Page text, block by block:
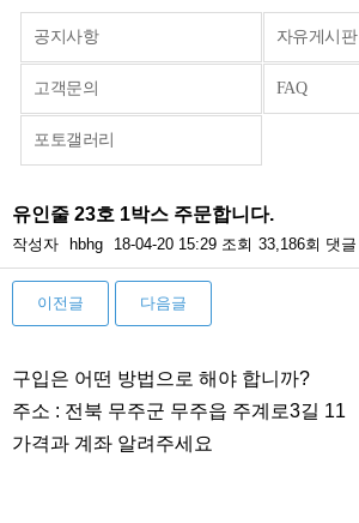
공지사항 자유게시판
고객문의 FAQ
포토갤러리
유인줄 23호 1박스 주문합니다.
작성자 hbhg 18-04-20 15:29 조회 33,186회 댓글
이전글 다음글
구입은 어떤 방법으로 해야 합니까?
주소 : 전북 무주군 무주읍 주계로3길 11
가격과 계좌 알려주세요